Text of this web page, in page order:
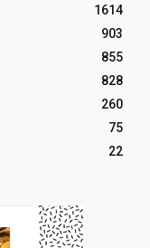
1614
903
855
828
260
75
22